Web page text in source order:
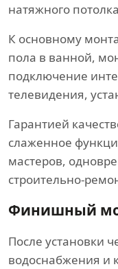
натяжного
К основному
пола в ванной,
подключение
телевидения,
Гарантией
слаженное
мастеров,
строительно-
Финишный
После установки
водоснабжения и